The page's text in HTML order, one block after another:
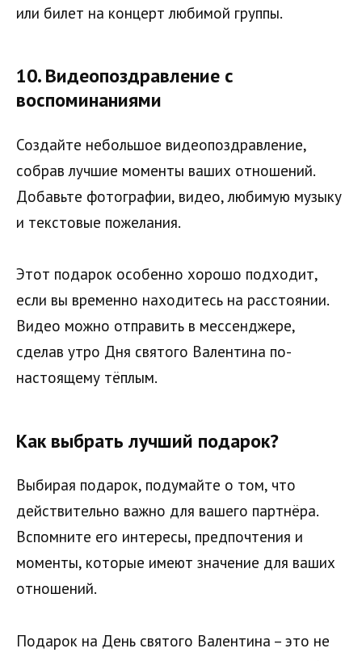
или билет на концерт любимой группы.
10.Видеопоздравление с
воспоминаниями
Создайте небольшое видеопоздравление,
собрав лучшие моменты ваших отношений.
Добавьте фотографии, видео, любимую музыку
и текстовые пожелания.
Этот подарок особенно хорошо подходит,
если вы временно находитесь на расстоянии.
Видео можно отправить в мессенджере,
сделав утро Дня святого Валентина по-
настоящему тёплым.
Как выбрать лучший подарок?
Выбирая подарок, подумайте о том, что
действительно важно для вашего партнёра.
Вспомните его интересы, предпочтения и
моменты, которые имеют значение для ваших
отношений.
Подарок на День святого Валентина – это не